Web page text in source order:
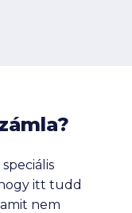
itt tudd
nem